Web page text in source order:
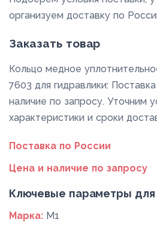
организуем доставку по
Заказать товар
Кольцо медное
7603 для гидравлики:
наличие по запросу. Уточним
характеристики и сроки
Поставка по России
Цена и наличие по запросу
Ключевые параметры
Марка: М1